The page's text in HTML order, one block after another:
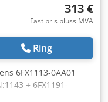
313 €
Fast pris pluss MVA
Ring
6FX1113-0AA01
+ 6FX1191-
% funksjonell,